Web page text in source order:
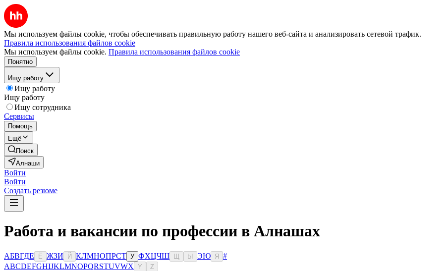
Мы используем файлы cookie, чтобы обеспечивать правильную работу нашего веб-сайта и анализировать сетевой трафик.
Правила использования файлов cookie
Мы используем файлы cookie. Правила использования файлов cookie
Понятно
Ищу работу
Ищу работу
Ищу работу
Ищу сотрудника
Сервисы
Помощь
Ещё
Поиск
Алнаши
Войти
Войти
Создать резюме
Работа и вакансии по профессии в Алнашах
АБВГДЕ Ё ЖЗИ Й КЛМНОПРСТ У ФХЦЧШ Ы ЭЮ Я
#
ABCDEFGHIJKLMNOPQRSTUVWX Y Z